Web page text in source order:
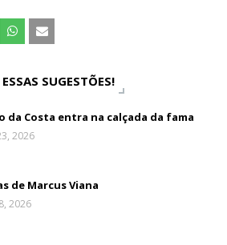
SUGESTÕES!
da Costa entra na calçada da fama
2026
de Marcus Viana
2026